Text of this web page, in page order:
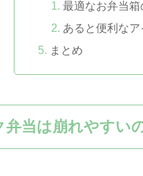
最適なお弁当
あると便利なア
まとめ
弁当は崩れやすい